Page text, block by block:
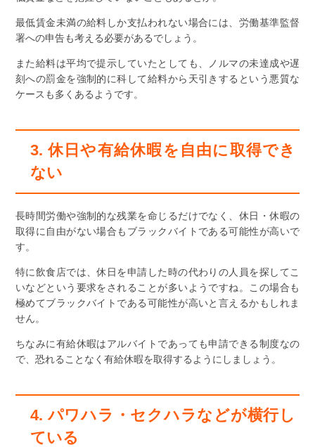
最低賃金未満の給料しか支払われない場合には、労働基準監督
署への申告も考える必要があるでしょう。
また給料は平均で提示していたとしても、ノルマの未達成や遅
刻への罰金を強制的に科して給料から天引きするという悪質な
ケースも多くあるようです。
3. 休日や有給休暇を自由に取得でき
ない
長時間労働や強制的な残業を命じるだけでなく、休日・休暇の
取得に自由がない場合もブラックバイトである可能性が高いで
す。
特に飲食店では、休日を申請した時の代わりの人員を探してこ
いなどという要求をされることが多いようですね。この場合も
極めてブラックバイトである可能性が高いと言えるかもしれま
せん。
ちなみに有給休暇はアルバイトであっても申請できる制度なの
で、恐れることなく有給休暇を取得するようにしましょう。
4. パワハラ・セクハラなどが横行し
ている